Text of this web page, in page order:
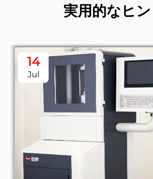
実用的なヒン
14
Jul